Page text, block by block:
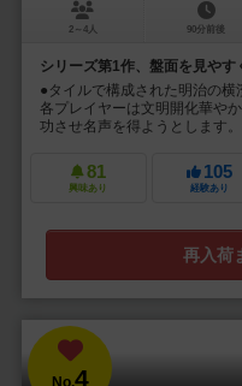
2～4人 90分前後
シリーズ第1作、盤面を見やす
●タイルで構成された明治の横
各プレイヤーは文明開化華や
功させ名声を得ようとします
81
興味あり
105
経験あり
再入荷
No.4